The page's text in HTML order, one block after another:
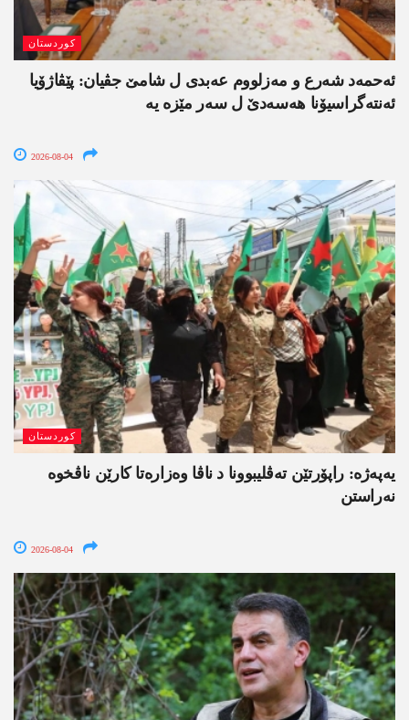
کوردستان
ئەحمەد شەرع و مەزلووم عەبدی ل شامێ جڤیان: پێڤاژۆیا
ئەنتەگراسیۆنا ھەسەدێ ل سەر مێزە یە
2026-08-04
کوردستان
یەپەژە: راپۆرتێن تەڤلیبوونا د ناڤا وەزارەتا کارێن ناڤخوە
نەراستن
2026-08-04